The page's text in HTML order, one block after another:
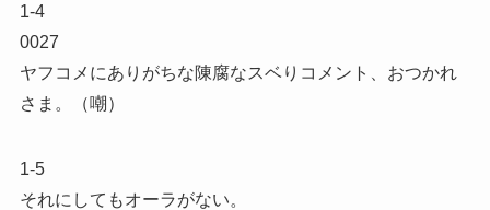
1-4
0027
ヤフコメにありがちな陳腐なスベりコメント、おつかれ
さま。（嘲）
1-5
それにしてもオーラがない。